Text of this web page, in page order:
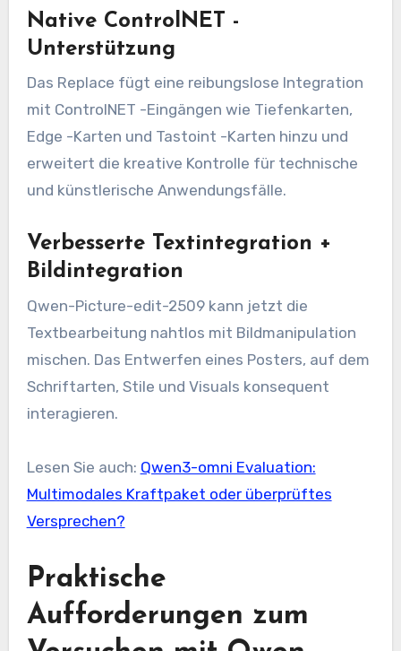
Native ControlNET -
Unterstützung
Das Replace fügt eine reibungslose Integration
mit ControlNET -Eingängen wie Tiefenkarten,
Edge -Karten und Tastoint -Karten hinzu und
erweitert die kreative Kontrolle für technische
und künstlerische Anwendungsfälle.
Verbesserte Textintegration +
Bildintegration
Qwen-Picture-edit-2509 kann jetzt die
Textbearbeitung nahtlos mit Bildmanipulation
mischen. Das Entwerfen eines Posters, auf dem
Schriftarten, Stile und Visuals konsequent
interagieren.
Lesen Sie auch: Qwen3-omni Evaluation:
Multimodales Kraftpaket oder überprüftes
Versprechen?
Praktische
Aufforderungen zum